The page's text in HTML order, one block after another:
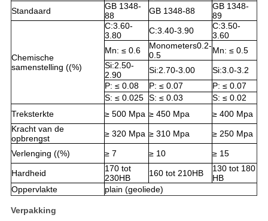
Standaard
GB 1348-
88
GB 1348-88
GB 1348-
89
Chemische
samenstelling ((%)
C:3.60-
3.80
C:3.40-3.90
C:3.50-
3.60
Mn: ≤ 0.6
Monometers0.2-
0.5
Mn: ≤ 0.5
Si:2.50-
2.90
Si:2.70-3.00
Si:3.0-3.2
P: ≤ 0.08
P: ≤ 0.07
P: ≤ 0.07
S: ≤ 0.025 S: ≤ 0.03
S: ≤ 0.02
Treksterkte
≥ 500 Mpa ≥ 450 Mpa
≥ 400 Mpa
Kracht van de
opbrengst
≥ 320 Mpa ≥ 310 Mpa ≥ 250 Mpa
Verlenging ((%) ≥ 7 ≥ 10 ≥ 15
Hardheid
170 tot
230HB
160 tot 210HB
130 tot 180
HB
Oppervlakte
plain (geoliede)
Verpakking